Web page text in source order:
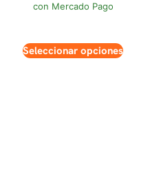
con Mercado Pago
Seleccionar opciones